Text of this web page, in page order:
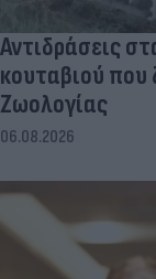
Αντιδράσεις
κουταβιού που
Ζωολογίας
06.08.2026